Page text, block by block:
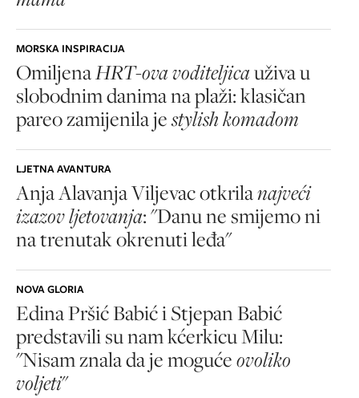
MORSKA INSPIRACIJA
OmiljenaHRT-ova voditeljicauživa u
slobodnim danima na plaži: klasičan
pareo zamijenila jestylish komadom
LJETNA AVANTURA
Anja Alavanja Viljevac otkrilanajveći
izazov ljetovanja: "Danu ne smijemo ni
na trenutak okrenuti leđa"
NOVA GLORIA
Edina Pršić Babić i Stjepan Babić
predstavili su nam kćerkicu Milu:
"Nisam znala da je mogućeovoliko
voljeti"